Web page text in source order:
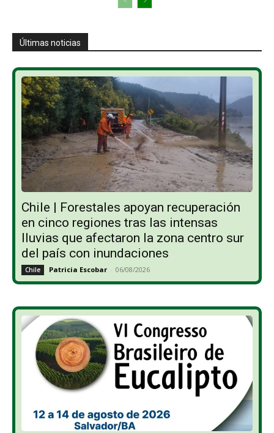
Últimas noticias
Chile | Forestales apoyan recuperación
en cinco regiones tras las intensas
lluvias que afectaron la zona centro sur
del país con inundaciones
Chile Patricia Escobar - 06/08/2026